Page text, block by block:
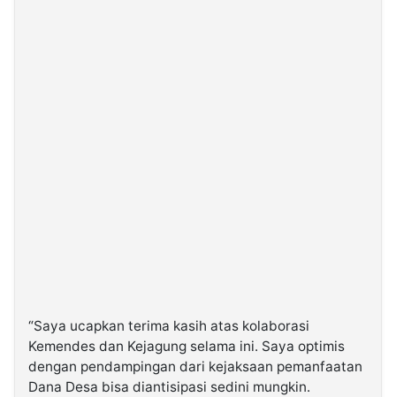
“Saya ucapkan terima kasih atas kolaborasi
Kemendes dan Kejagung selama ini. Saya optimis
dengan pendampingan dari kejaksaan pemanfaatan
Dana Desa bisa diantisipasi sedini mungkin.